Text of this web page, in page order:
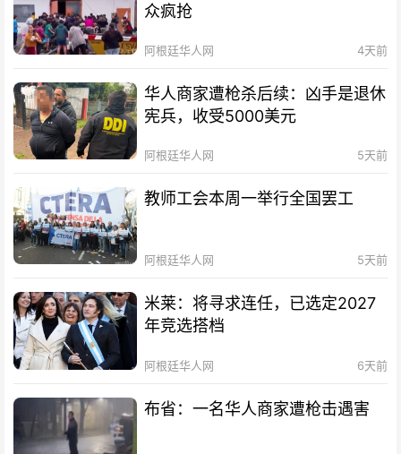
众疯抢
阿根廷华人网 4天前
华人商家遭枪杀后续：凶手是退休
宪兵，收受5000美元
阿根廷华人网 5天前
教师工会本周一举行全国罢工
阿根廷华人网 5天前
米莱：将寻求连任，已选定2027
年竞选搭档
阿根廷华人网 6天前
布省：一名华人商家遭枪击遇害